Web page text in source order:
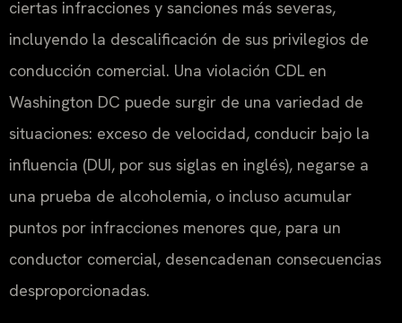
ciertas infracciones y sanciones más severas,
incluyendo la descalificación de sus privilegios de
conducción comercial. Una violación CDL en
Washington DC puede surgir de una variedad de
situaciones: exceso de velocidad, conducir bajo la
influencia (DUI, por sus siglas en inglés), negarse a
una prueba de alcoholemia, o incluso acumular
puntos por infracciones menores que, para un
conductor comercial, desencadenan consecuencias
desproporcionadas.